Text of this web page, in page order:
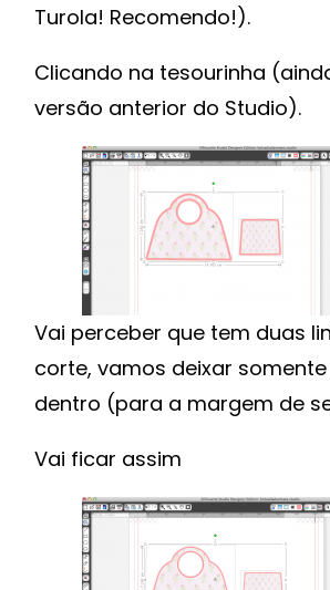
Turola! Recomendo!).
Clicando na tesourinha
versão anterior do Studio).
Vai perceber que tem duas
corte, vamos deixar
dentro (para a margem de
Vai ficar assim